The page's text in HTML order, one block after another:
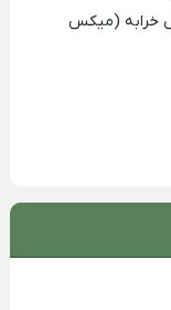
خرابه (میکس